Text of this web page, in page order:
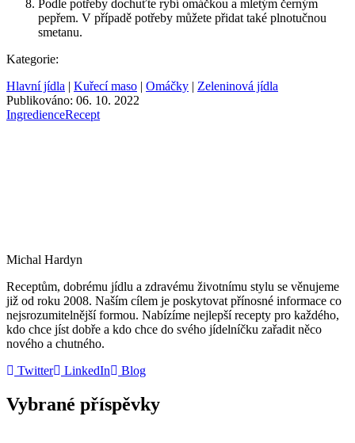
Podle potřeby dochuťte rybí omáčkou a mletým černým
pepřem. V případě potřeby můžete přidat také plnotučnou
smetanu.
Kategorie:
Hlavní jídla | Kuřecí maso | Omáčky | Zeleninová jídla
Publikováno: 06. 10. 2022
IngredienceRecept
Michal Hardyn
Receptům, dobrému jídlu a zdravému životnímu stylu se věnujeme
již od roku 2008. Naším cílem je poskytovat přínosné informace co
nejsrozumitelnější formou. Nabízíme nejlepší recepty pro každého,
kdo chce jíst dobře a kdo chce do svého jídelníčku zařadit něco
nového a chutného.
Twitter
LinkedIn Blog
Vybrané příspěvky